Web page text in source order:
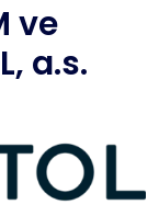
ve
a.s.